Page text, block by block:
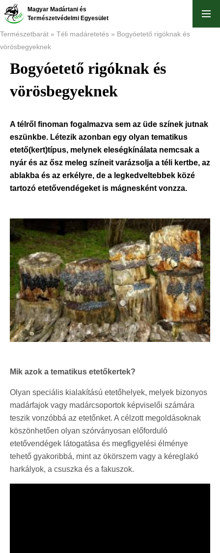
Ugrás
tartalomra
Magyar Madártani és
Természetvédelmi Egyesület
Morzsa
Természetbarát Téli madáretetés
Bogyóetető rigóknak és
vörösbegyeknek
Bogyóetető rigóknak és
vörösbegyeknek
A télről finoman fogalmazva sem az üde színek jutnak
eszünkbe. Létezik azonban egy olyan tematikus
etető(kert)típus, melynek eleségkínálata nemcsak a
nyár és az ősz meleg színeit varázsolja a téli kertbe, az
ablakba és az erkélyre, de a legkedveltebbek közé
tartozó etetővendégeket is mágnesként vonzza.
Mik azok a tematikus etetőkertek?
Olyan speciális kialakítású etetőhelyek, melyek bizonyos
madárfajok vagy madárcsoportok képviselői számára
teszik vonzóbbá az etetőnket. A célzott megoldásoknak
köszönhetően olyan szórványosan előforduló
etetővendégek látogatása és megfigyelési élménye
tehető gyakoribbá, mint az ökörszem vagy a kéreglakó
harkályok, a csuszka és a fakuszok.